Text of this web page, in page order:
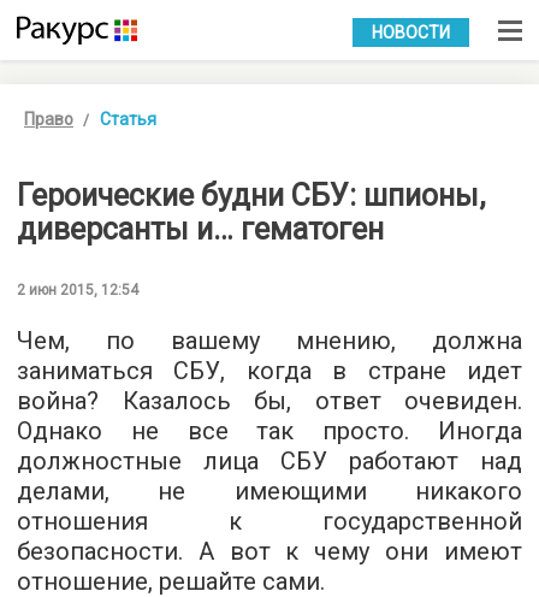
УКР РУС
НОВОСТИ
Право Статья
Героические будни СБУ: шпионы,
диверсанты и… гематоген
2 июн 2015, 12:54
Чем, по вашему мнению, должна
заниматься СБУ, когда в стране идет
война? Казалось бы, ответ очевиден.
Однако не все так просто. Иногда
должностные лица СБУ работают над
делами, не имеющими никакого
отношения к государственной
безопасности. А вот к чему они имеют
отношение, решайте сами.